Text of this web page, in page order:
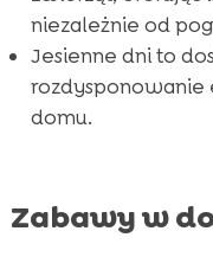
niezależnie od
Jesienne dni to
rozdysponowanie
domu.
Zabawy w